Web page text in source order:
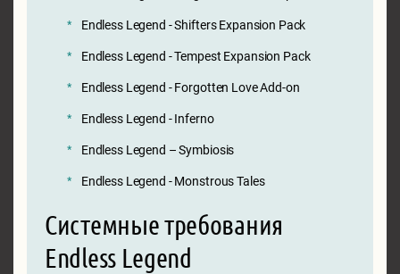
Endless Legend - Shifters Expansion Pack
Endless Legend - Tempest Expansion Pack
Endless Legend - Forgotten Love Add-on
Endless Legend - Inferno
Endless Legend – Symbiosis
Endless Legend - Monstrous Tales
Системные требования
Endless Legend